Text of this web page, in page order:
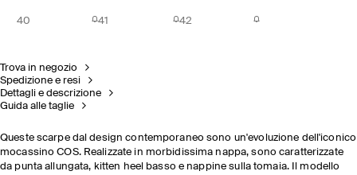
40 41 42
Trova in negozio
Spedizione e resi
Dettagli e descrizione
Guida alle taglie
Queste scarpe dal design contemporaneo sono un'evoluzione dell'iconico
mocassino COS. Realizzate in morbidissima nappa, sono caratterizzate
da punta allungata, kitten heel basso e nappine sulla tomaia. Il modello